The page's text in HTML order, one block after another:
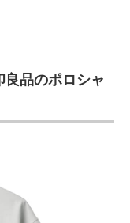
品のポロシャ